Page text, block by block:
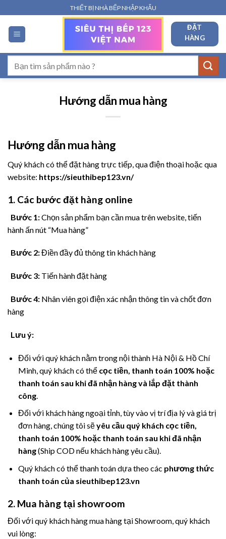
qua
nội
dung
THIẾT BỊ NHÀ BẾP NHẬP KHẨU
ĐẶT
HÀNG
kiếm:
Hướng dẫn mua hàng
Hướng dẫn mua hàng
Quý khách có thể đặt hàng trực tiếp, qua điện thoại hoặc qua
website: https://sieuthibep123.vn/
1. Các bước đặt hàng online
Bước 1:Chọn sản phẩm bạn cần mua trên website, tiến
hành ấn nút “Mua hàng”
Bước 2:Điền đầy đủ thông tin khách hàng
Bước 3: Tiến hành đặt hàng
Bước 4: Nhân viên gọi điện xác nhận thông tin và chốt đơn
hàng
Lưu ý:
Đối với quý khách nằm trong nội thành Hà Nội & Hồ Chí
Minh, quý khách có thể cọc tiền, thanh toán 100% hoặc
thanh toán sau khi đã nhận hàng và lắp đặt thành
công.
Đối với khách hàng ngoại tỉnh, tùy vào vị trí địa lý và giá trị
đơn hàng, chúng tôi sẽyêu cầu quý khách cọc tiền,
thanh toán 100% hoặc thanh toán sau khi đã nhận
hàng(Ship COD nếu khách hàng yêu cầu).
Quý khách có thể thanh toán dựa theo các phương thức
thanh toán của sieuthibep123.vn
2. Mua hàng tại showroom
Đối với quý khách hàng mua hàng tại Showroom, quý khách
vui lòng: